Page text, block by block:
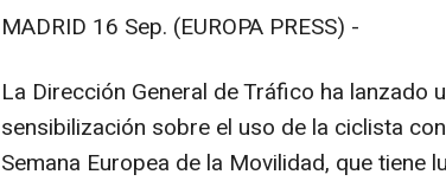
MADRID 16 Sep. (EUROPA PRESS) -
La Dirección General de Tráfico ha lanzado
sensibilización sobre el uso de la ciclista
Semana Europea de la Movilidad, que tiene